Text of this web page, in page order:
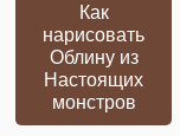
Как
нарисовать
Облину из
Настоящих
монстров